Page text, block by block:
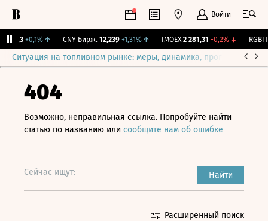
Войти
+0,1% ↑ CNY Бирж. 12,239 +1,31% ↑ IMOEX 2 281,31 -0,2%↓ RGBITR
Ситуация на топливном рынке: меры, динамика, прогнозы
404
Возможно, неправильная ссылка. Попробуйте найти
статью по названию или сообщите нам об ошибке
Сейчас ищут: Найти
Расширенный поиск